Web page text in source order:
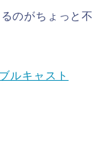
のがちょっと不
ルキャスト